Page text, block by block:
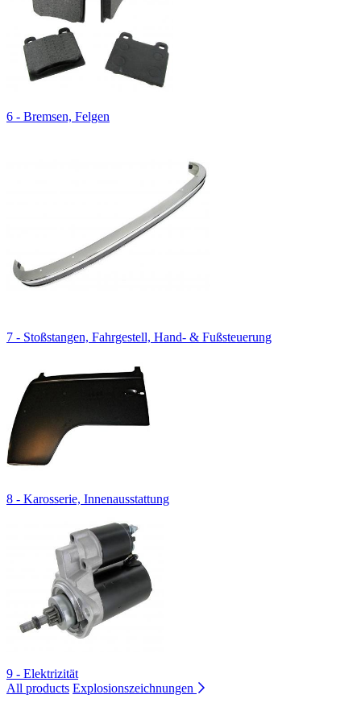
6 - Bremsen, Felgen
7 - Stoßstangen, Fahrgestell, Hand- & Fußsteuerung
8 - Karosserie, Innenausstattung
9 - Elektrizität
All products Explosionszeichnungen